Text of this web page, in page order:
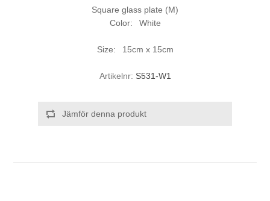
Square glass plate (M)
Color: White
Size: 15cm x 15cm
Artikelnr: S531-W1
Jämför denna produkt